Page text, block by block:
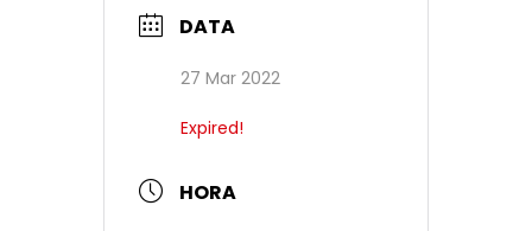
DATA
27 Mar 2022
Expired!
HORA